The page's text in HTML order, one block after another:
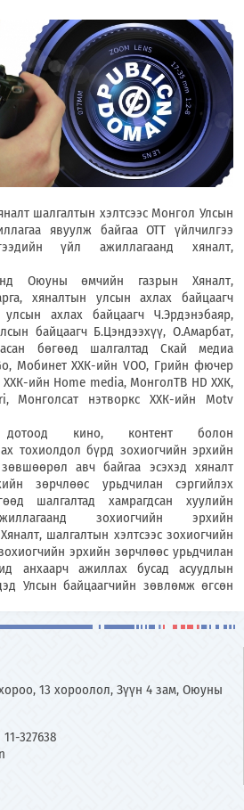
шалгалтын хэлтсээс Монгол Улсын
явуулж байгаа ОТТ үйлчилгээ
үйл ажиллагаанд хяналт,
Оюуны өмчийн газрын Хяналт,
хяналтын улсын ахлах байцаагч
ахлах байцаагч Ч.Эрдэнэбаяр,
байцаагч Б.Цэндээхүү, О.Амарбат,
бөгөөд шалгалтад Скай медиа
Мобинет ХХК-ийн VOO, Грийн фючер
ийн Home media, МонголТВ HD ХХК,
Монголсат нэтворкс ХХК-ийн Motv
дотоод кино, контент болон
тохиолдол бүрд зохиогчийн эрхийн
авч байгаа эсэхэд хяналт
зөрчлөөс урьдчилан сэргийлэх
шалгалтад хамрагдсан хуулийн
зохиогчийн эрхийн
шалгалтын хэлтсээс зохиогчийн
эрхийн зөрчлөөс урьдчилан
анхаарч ажиллах бусад асуудлын
Улсын байцаагчийн зөвлөмж өгсөн
13 хороолол, Зүүн 4 зам, Оюуны
327638